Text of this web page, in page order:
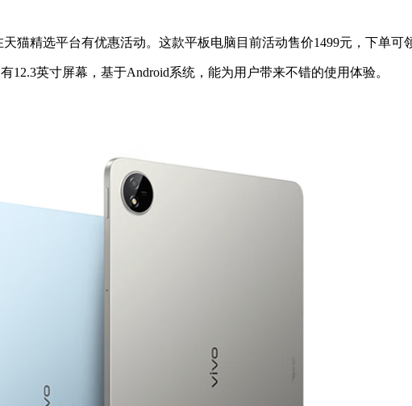
猫精选平台有优惠活动。这款平板电脑目前活动售价1499元，下单可
12.3英寸屏幕，基于Android系统，能为用户带来不错的使用体验。